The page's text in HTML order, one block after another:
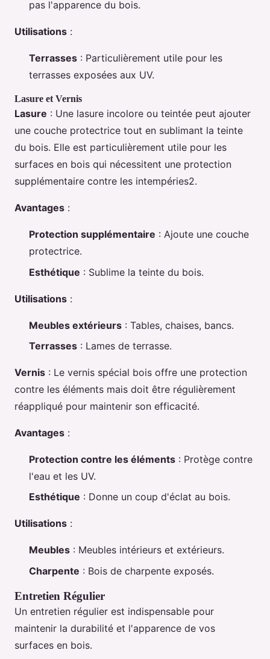
pas l'apparence du bois.
Utilisations :
Terrasses : Particulièrement utile pour les
terrasses exposées aux UV.
Lasure et Vernis
Lasure : Une lasure incolore ou teintée peut ajouter
une couche protectrice tout en sublimant la teinte
du bois. Elle est particulièrement utile pour les
surfaces en bois qui nécessitent une protection
supplémentaire contre les intempéries2.
Avantages :
Protection supplémentaire : Ajoute une couche
protectrice.
Esthétique : Sublime la teinte du bois.
Utilisations :
Meubles extérieurs : Tables, chaises, bancs.
Terrasses : Lames de terrasse.
Vernis : Le vernis spécial bois offre une protection
contre les éléments mais doit être régulièrement
réappliqué pour maintenir son efficacité.
Avantages :
Protection contre les éléments : Protège contre
l'eau et les UV.
Esthétique : Donne un coup d'éclat au bois.
Utilisations :
Meubles : Meubles intérieurs et extérieurs.
Charpente : Bois de charpente exposés.
Entretien Régulier
Un entretien régulier est indispensable pour
maintenir la durabilité et l'apparence de vos
surfaces en bois.